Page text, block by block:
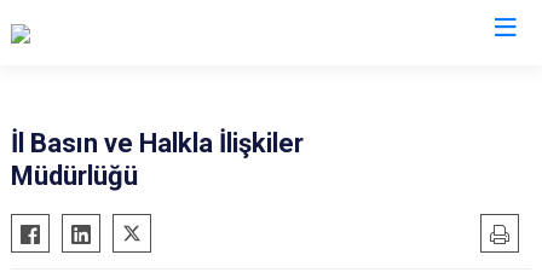
İl Basın ve Halkla İlişkiler
Müdürlüğü